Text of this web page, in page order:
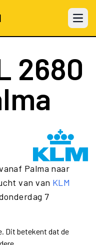
Open
2680
Palma naar
van van KLM
7
Dit betekent dat de